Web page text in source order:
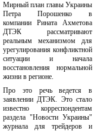
Мирный план главы Украины
Петра Порошенко в
компании Рината Ахметова
ДТЭК рассматривают
реальным механизмом для
урегулирования конфликтной
ситуации и начала
восстановления нормальной
жизни в регионе.
Про это речь ведется в
заявлении ДТЭК. Это стало
известно корреспондентам
раздела "Новости Украины"
журнала для трейдеров и